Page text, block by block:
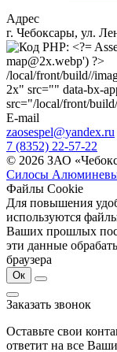
Адрес
г. Чебоксары, ул.
/local/front/build//
2x" src="" data-bx-
src="/local/front/
E-mail
zaosespel@yandex.ru
7 (8352) 22-57-22
© 2026 ЗАО
Силосы
Файлы Cookie
Для повышения
используются
Ваших прошлых
эти данные
браузера
Ок
Заказать звонок
Оставьте свои
ответит на все